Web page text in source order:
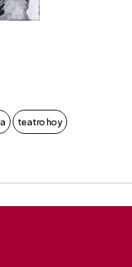
teatro hoy